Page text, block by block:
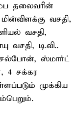
தலைவரின்
வசதி,
வசதி,
டி.வி..
ஸ்மார்ட்
4 சக்கர
முக்கிய